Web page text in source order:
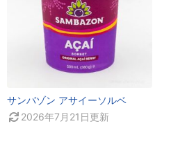
サンバゾン アサイーソルベ
2026年7月21日更新